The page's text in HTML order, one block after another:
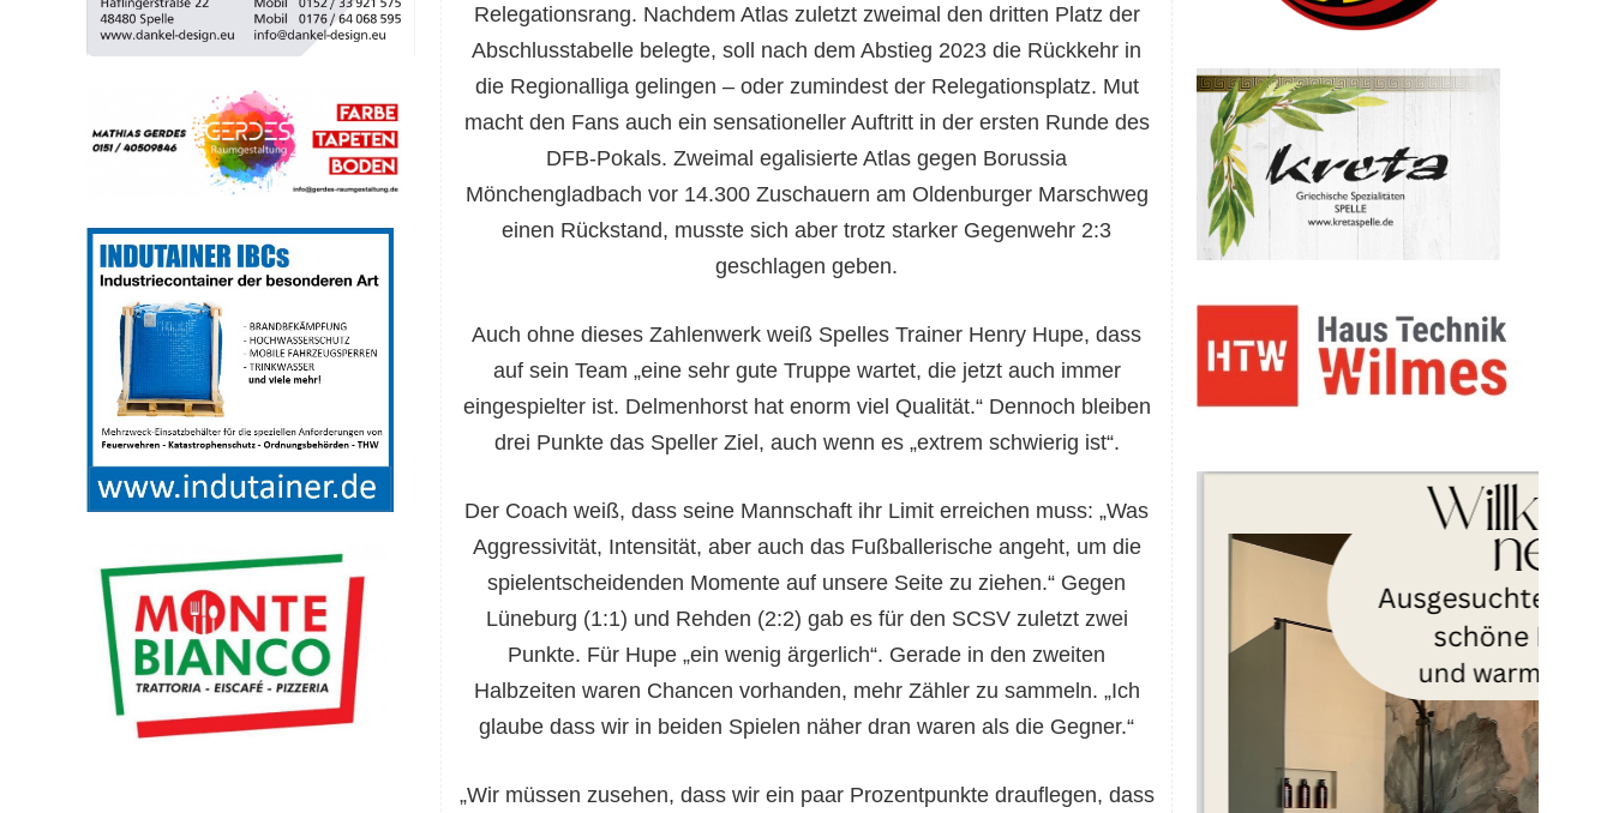
Relegationsrang. Nachdem Atlas zuletzt zweimal den dritten Platz der
Abschlusstabelle belegte, soll nach dem Abstieg 2023 die Rückkehr in
die Regionalliga gelingen – oder zumindest der Relegationsplatz. Mut
macht den Fans auch ein sensationeller Auftritt in der ersten Runde des
DFB-Pokals. Zweimal egalisierte Atlas gegen Borussia
Mönchengladbach vor 14.300 Zuschauern am Oldenburger Marschweg
einen Rückstand, musste sich aber trotz starker Gegenwehr 2:3
geschlagen geben.
Auch ohne dieses Zahlenwerk weiß Spelles Trainer Henry Hupe, dass
auf sein Team „eine sehr gute Truppe wartet, die jetzt auch immer
eingespielter ist. Delmenhorst hat enorm viel Qualität.“ Dennoch bleiben
drei Punkte das Speller Ziel, auch wenn es „extrem schwierig ist“.
Der Coach weiß, dass seine Mannschaft ihr Limit erreichen muss: „Was
Aggressivität, Intensität, aber auch das Fußballerische angeht, um die
spielentscheidenden Momente auf unsere Seite zu ziehen.“ Gegen
Lüneburg (1:1) und Rehden (2:2) gab es für den SCSV zuletzt zwei
Punkte. Für Hupe „ein wenig ärgerlich“. Gerade in den zweiten
Halbzeiten waren Chancen vorhanden, mehr Zähler zu sammeln. „Ich
glaube dass wir in beiden Spielen näher dran waren als die Gegner.“
„Wir müssen zusehen, dass wir ein paar Prozentpunkte drauflegen, dass